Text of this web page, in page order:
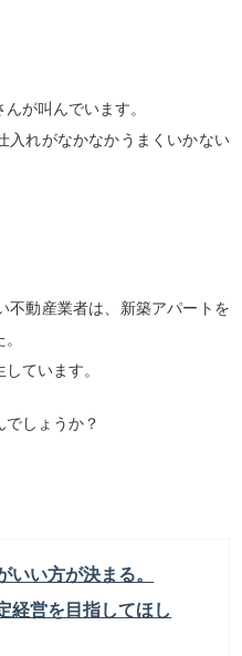
が叫んでいます。
入れがなかなかうまくいかない
不動産業者は、新築アパートを
ています。
しょうか？
いい方が決まる。
経営を目指してほし